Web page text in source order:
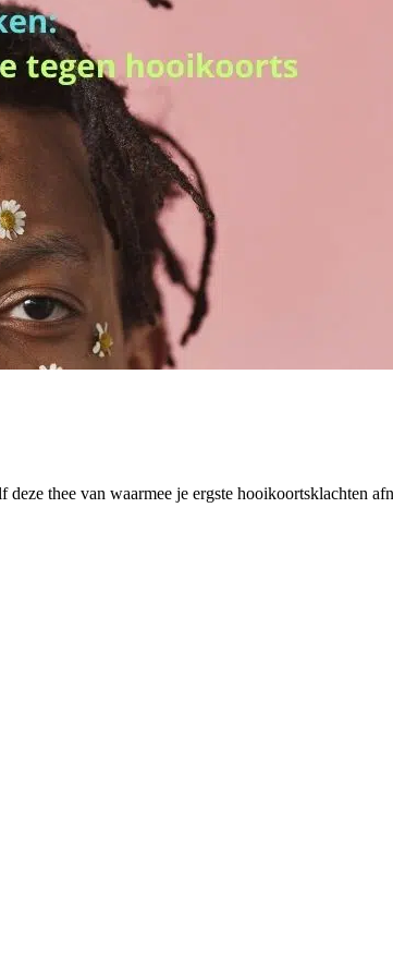
thee van waarmee je ergste hooikoortsklachten